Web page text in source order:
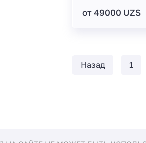
от 49000 UZS
Назад 1